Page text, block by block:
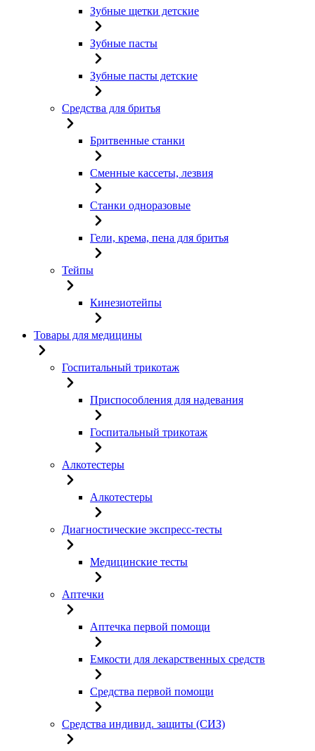
Зубные щетки детские
Зубные пасты
Зубные пасты детские
Средства для бритья
Бритвенные станки
Сменные кассеты, лезвия
Станки одноразовые
Гели, крема, пена для бритья
Тейпы
Кинезиотейпы
Товары для медицины
Госпитальный трикотаж
Приспособления для надевания
Госпитальный трикотаж
Алкотестеры
Алкотестеры
Диагностические экспресс-тесты
Медицинские тесты
Аптечки
Аптечка первой помощи
Емкости для лекарственных средств
Средства первой помощи
Средства индивид. защиты (СИЗ)